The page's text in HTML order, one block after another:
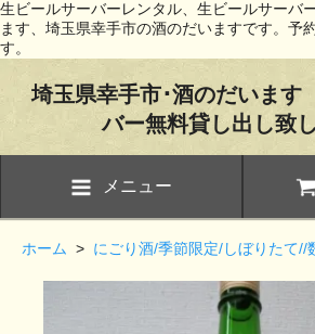
生ビールサーバーレンタル、生ビールサーバ
ます、埼玉県幸手市の酒のだいますです。予
す。
埼玉県幸手市･酒のだいま
バー無料貸し出し致し
メニュー
ホーム > にごり酒/季節限定/しぼりたて//